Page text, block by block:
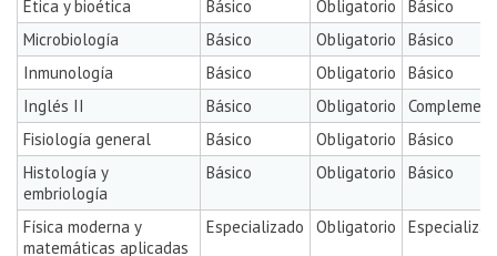
Ética y bioética
Básico Obligatorio
Básico
Microbiología
Básico Obligatorio
Básico
Inmunología
Básico Obligatorio
Básico
Inglés II
Básico Obligatorio
Fisiología general
Básico Obligatorio
Básico
Histología y
embriología
Básico Obligatorio Básico
Física moderna y
matemáticas aplicadas
Especializado Obligatorio